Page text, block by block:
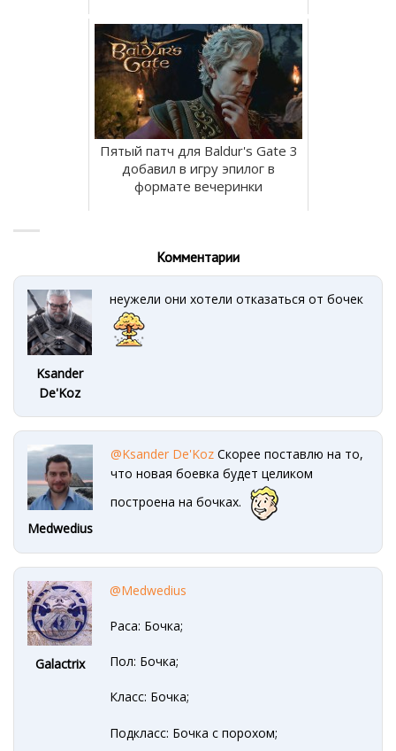
Пятый патч для Baldur's Gate 3
добавил в игру эпилог в
формате вечеринки
Комментарии
Ksander
De'Koz
неужели они хотели отказаться от бочек
Medwedius
@Ksander De'Koz Скорее поставлю на то,
что новая боевка будет целиком
построена на бочках.
Galactrix
@Medwedius
Раса: Бочка;
Пол: Бочка;
Класс: Бочка;
Подкласс: Бочка с порохом;